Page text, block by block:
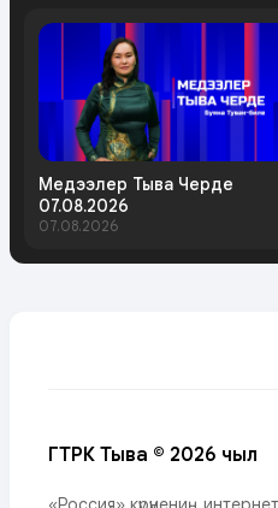
Медээлер Тыва Черде
07.08.2026
07.08.2026
ГТРК Тыва © 2026 чыл